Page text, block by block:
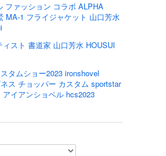
ファッション コラボ ALPHA
MA-1 フライジャケット 山口芳水
ィスト 書道家 山口芳水 HOUSUI
タムショー2023 ironshovel
ス チョッパー カスタム sportstar
アイアンショベル hcs2023